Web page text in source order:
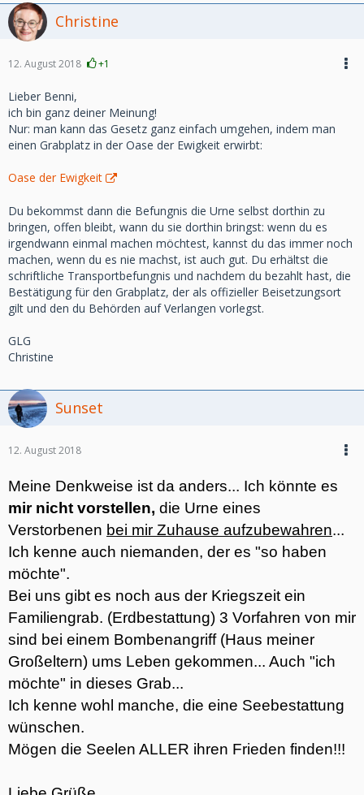
Christine
12. August 2018 +1
Lieber Benni,
ich bin ganz deiner Meinung!
Nur: man kann das Gesetz ganz einfach umgehen, indem man
einen Grabplatz in der Oase der Ewigkeit erwirbt:
Oase der Ewigkeit
Du bekommst dann die Befungnis die Urne selbst dorthin zu
bringen, offen bleibt, wann du sie dorthin bringst: wenn du es
irgendwann einmal machen möchtest, kannst du das immer noch
machen, wenn du es nie machst, ist auch gut. Du erhältst die
schriftliche Transportbefungnis und nachdem du bezahlt hast, die
Bestätigung für den Grabplatz, der als offizieller Beisetzungsort
gilt und den du Behörden auf Verlangen vorlegst.
GLG
Christine
Sunset
12. August 2018
Meine Denkweise ist da anders... Ich könnte es
mir nicht vorstellen, die Urne eines
Verstorbenen bei mir Zuhause aufzubewahren...
Ich kenne auch niemanden, der es "so haben
möchte".
Bei uns gibt es noch aus der Kriegszeit ein
Familiengrab. (Erdbestattung) 3 Vorfahren von mir
sind bei einem Bombenangriff (Haus meiner
Großeltern) ums Leben gekommen... Auch "ich
möchte" in dieses Grab...
Ich kenne wohl manche, die eine Seebestattung
wünschen.
Mögen die Seelen ALLER ihren Frieden finden!!!